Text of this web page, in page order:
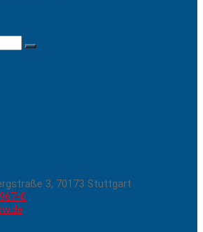
3, 70173 Stuttgart
0